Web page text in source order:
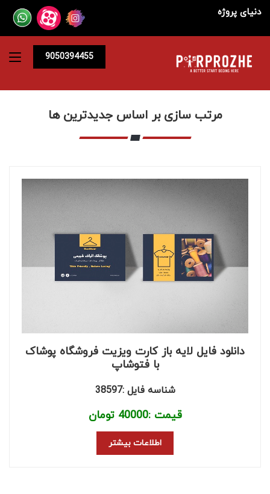
دنیای پروژه
9050394455
مرتب سازی بر اساس جدیدترین ها
دانلود فایل لایه باز کارت ویزیت فروشگاه پوشاک
با فتوشاپ
شناسه فایل :38597
قیمت :40000 تومان
اطلاعات بیشتر